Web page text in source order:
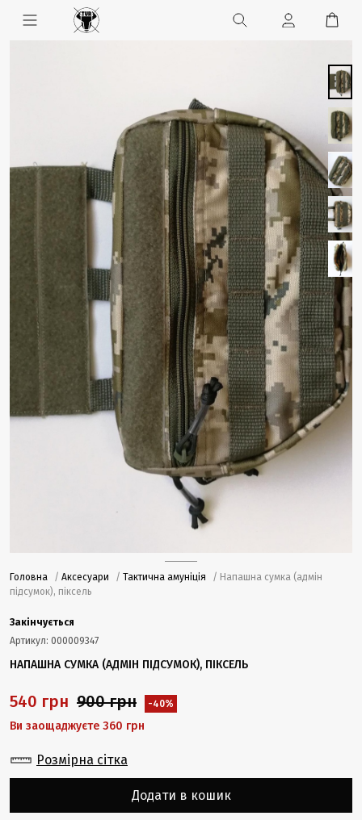
Головна / Аксесуари / Тактична амуніція
/ Напашна сумка (адмін
підсумок), піксель
Закінчується
Артикул: 000009347
НАПАШНА СУМКА (АДМІН ПІДСУМОК), ПІКСЕЛЬ
540 грн 900 грн -40%
Ви заощаджуєте 360 грн
Розмірна сітка
Додати в кошик